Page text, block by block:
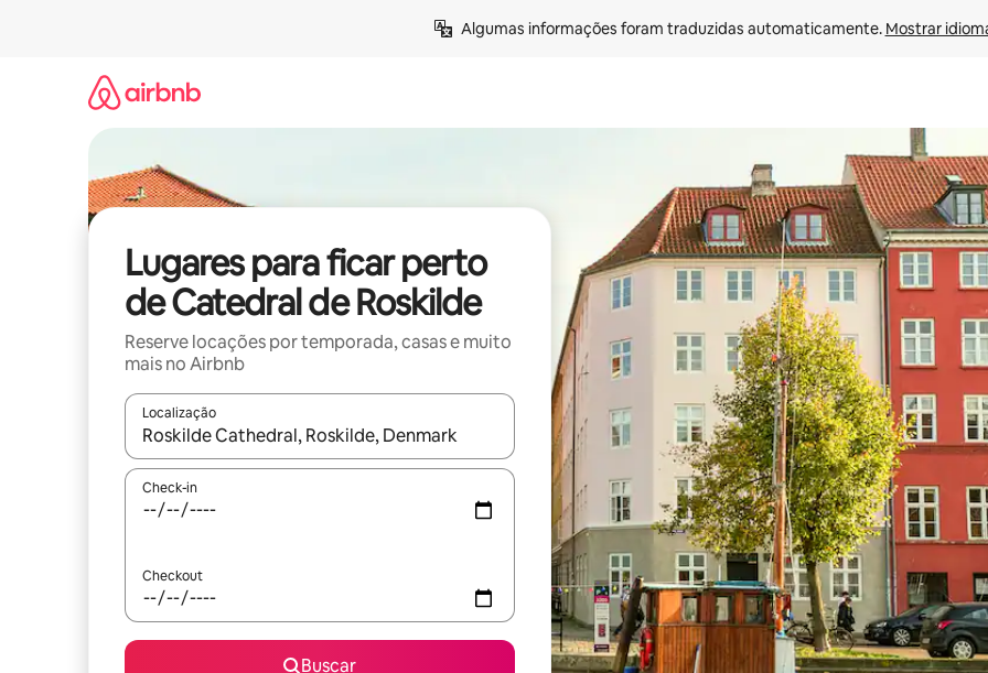
Algumas informações foram traduzidas automaticamente. Mostrar
Lugares para ficar perto
de Catedral de Roskilde
Reserve locações por temporada, casas e muito
mais no Airbnb
Localização
Quando os resultados estiverem disponíveis, explore-os usando as seta para cima e para baixo do teclado ou tocando
Check-in
Checkout
Buscar